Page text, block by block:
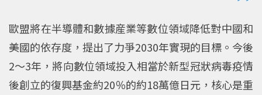
歐盟將在半導體和數據産業等數位領域降低對中國和
美國的依存度，提出了力爭2030年實現的目標。今後
2～3年，將向數位領域投入相當於新型冠狀病毒疫情
後創立的復興基金約20％的約18萬億日元，核心是重